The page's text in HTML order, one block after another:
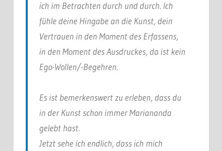
ich im Betrachten durch und durch. Ich
fühle deine Hingabe an die Kunst, dein
Vertrauen in den Moment des Erfassens,
in den Moment des Ausdruckes, da ist kein
Ego-Wollen/-Begehren.
Es ist bemerkenswert zu erleben, dass du
in der Kunst schon immer Mariananda
gelebt hast.
Jetzt sehe ich endlich, dass ich mich